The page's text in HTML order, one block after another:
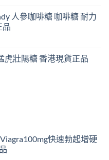
through
人參咖啡糖 咖啡糖 耐力
品
虎壯陽糖 香港現貨正品
快速勃起增硬